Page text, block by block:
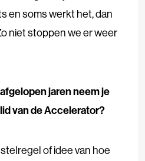
en soms werkt het, dan
niet stoppen we er weer
jaren neem je
van de Accelerator?
of idee van hoe